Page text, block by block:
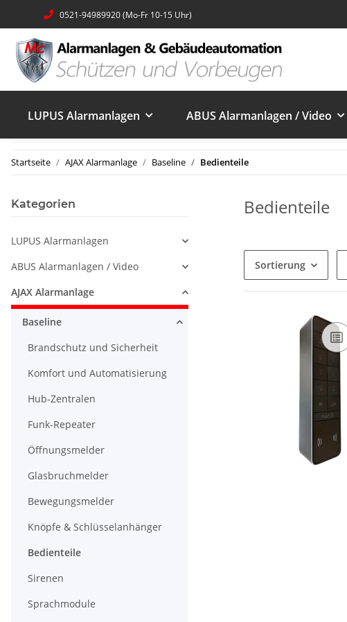
0521-94989920 (Mo-Fr 10-15 Uhr)
LUPUS Alarmanlagen ABUS Alarmanlagen / Video
Startseite AJAX Alarmanlage Baseline Bedienteile
Bedienteile
Sortierung
Kategorien
LUPUS Alarmanlagen
ABUS Alarmanlagen / Video
AJAX Alarmanlage
Baseline
Brandschutz und Sicherheit
Komfort und Automatisierung
Hub-Zentralen
Funk-Repeater
Öffnungsmelder
Glasbruchmelder
Bewegungsmelder
Knöpfe & Schlüsselanhänger
Bedienteile
Sirenen
Sprachmodule